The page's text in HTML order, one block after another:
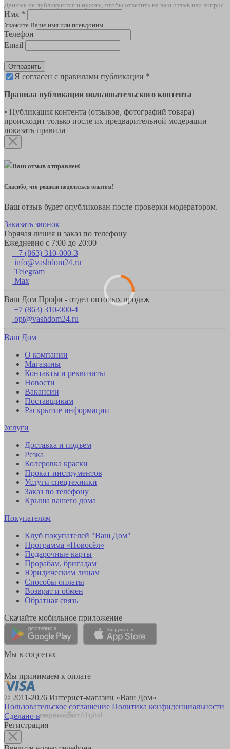
Данные не публикуются и нужны, чтобы ответить на ваш отзыв или вопрос
Имя *
Укажите Ваше имя или псевдоним
Телефон
Email
Отправить
Я согласен с правилами публикации *
Правила публикации пользовательского контента
• Публикация контента (отзывов, фотографий товара)
происходит только после их предварительной модерации
показать правила
Ваш отзыв отправлен!
Спасибо, что решили поделиться опытом!
Ваш отзыв будет опубликован после проверки модератором.
Заказать звонок
Горячая линия и заказ по телефону
Ежедневно с 7:00 до 20:00
+7 (863) 310-000-3
info@vashdom24.ru
Telegram
Max
Ваш Дом Профи - отдел оптовых продаж
+7 (863) 310-000-4
opt@vashdom24.ru
Ваш Дом
О компании
Магазины
Контакты и реквизиты
Новости
Вакансии
Поставщикам
Раскрытие информации
Услуги
Доставка и подъем
Резка
Колеровка краски
Прокат инструментов
Услуги спецтехники
Заказ по телефону
Крыша вашего дома
Покупателям
Клуб покупателей "Ваш Дом"
Программа «Новосёл»
Подарочные карты
Прорабам, бригадам
Юридическим лицам
Способы оплаты
Возврат и обмен
Обратная связь
Скачайте мобильное приложение
Мы в соцсетях
Мы принимаем к оплате
© 2011-2026 Интернет-магазин «Ваш Дом»
Пользовательское соглашение Политика конфиденциальности
Сделано в
Регистрация